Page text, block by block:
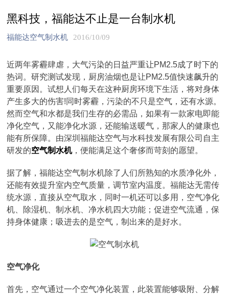
黑科技，福能达不止是一台制水机
福能达空气制水机 2016/10/09
近两年雾霾肆虐，大气污染的日益严重让PM2.5成了时下的
热词。研究测试发现，厨房油烟也是让PM2.5值快速飙升的
重要原因。试想人们每天在这种厨房环境下生活，将对身体
产生多大的伤害!同时雾霾，污染的不只是空气，还有水源。
然而空气和水都是我们生存的必需品，如果有一款家电即能
净化空气，又能净化水源，还能输送暖气，那家人的健康也
能有所保障。由深圳福能达空气与水科技发展有限公司自主
研发的空气制水机，便能满足这个奢侈而苛刻的愿望。
据了解，福能达空气制水机除了人们所熟知的水质净化外，
还能有效提升室内空气质量，调节室内温度。福能达无需传
统水源，直接从空气取水，同时一机还可以多用，空气净化
机、除湿机、制水机、净水机四大功能；促进空气流通，保
持身体健康；吸进去的是空气，制出来的是好水。
空气净化
首先，空气通过一个空气净化装置，此装置能够吸附、分解